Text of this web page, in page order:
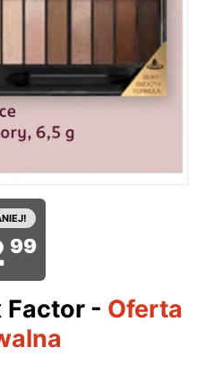
99
Factor- Oferta